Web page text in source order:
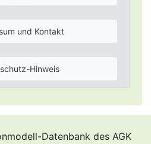
und Kontakt
Hinweis
Datenbank des AGK